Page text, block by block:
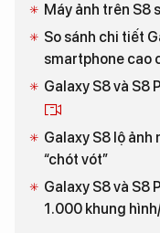
Máy ảnh trên S8
So sánh chi tiết
smartphone cao
Galaxy S8 và S8
Galaxy S8 lộ ảnh
“chót vót”
Galaxy S8 và S8
1.000 khung